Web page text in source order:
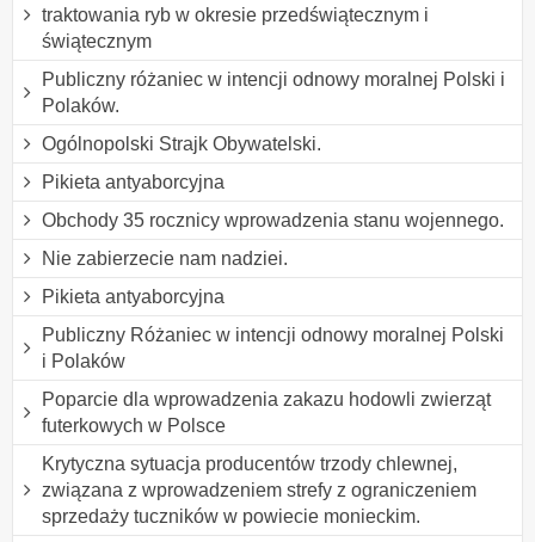
traktowania ryb w okresie przedświątecznym i
świątecznym
Publiczny różaniec w intencji odnowy moralnej Polski i
Polaków.
Ogólnopolski Strajk Obywatelski.
Pikieta antyaborcyjna
Obchody 35 rocznicy wprowadzenia stanu wojennego.
Nie zabierzecie nam nadziei.
Pikieta antyaborcyjna
Publiczny Różaniec w intencji odnowy moralnej Polski
i Polaków
Poparcie dla wprowadzenia zakazu hodowli zwierząt
futerkowych w Polsce
Krytyczna sytuacja producentów trzody chlewnej,
związana z wprowadzeniem strefy z ograniczeniem
sprzedaży tuczników w powiecie monieckim.